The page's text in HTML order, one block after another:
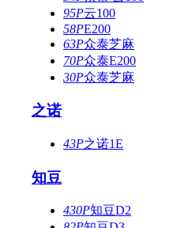
95P云100
58PE200
63P众泰芝麻
70P众泰E200
30P众泰芝麻
之诺
43P之诺1E
知豆
430P知豆D2